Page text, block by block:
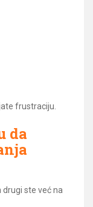
frustraciju.
da
drugi ste već na